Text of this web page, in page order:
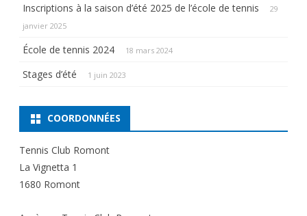
Inscriptions à la saison d’été 2025 de l’école de tennis
29
janvier 2025
École de tennis 2024 18 mars 2024
Stages d’été 1 juin 2023
COORDONNÉES
Tennis Club Romont
La Vignetta 1
1680 Romont